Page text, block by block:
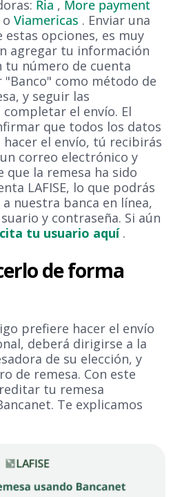
Ria , More payment
o Viamericas . Enviar una
estas opciones, es muy
agregar tu información
tu número de cuenta
"Banco" como método de
y seguir las
el envío. El
que todos los datos
el envío, tú recibirás
correo electrónico y
que la remesa ha sido
LAFISE, lo que podrás
nuestra banca en línea,
y contraseña. Si aún
tu usuario aquí .
de forma
prefiere hacer el envío
deberá dirigirse a la
de su elección, y
de remesa. Con este
tu remesa
Te explicamos